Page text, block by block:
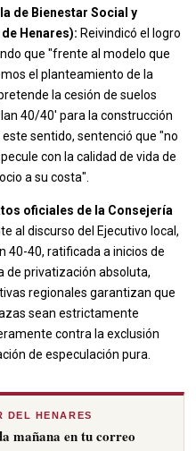
de Bienestar Social y
Henares): Reivindicó el logro
que "frente al modelo que
el planteamiento de la
la cesión de suelos
40/40' para la construcción
sentido, sentenció que "no
con la calidad de vida de
a su costa".
oficiales de la Consejería
al discurso del Ejecutivo local,
40-40, ratificada a inicios de
de privatización absoluta,
regionales garantizan que
sean estrictamente
contra la exclusión
de especulación pura.
DEL HENARES
mañana en tu correo